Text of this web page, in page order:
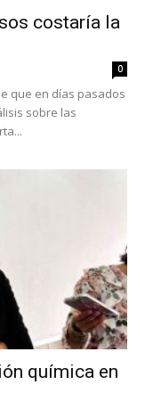
costaría la
0
que en días pasados
sobre las
química en